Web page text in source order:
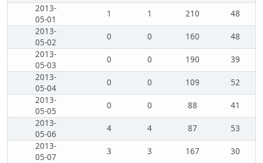
2013-
05-01
1 1 210
48
2013-
05-02
0 0 160
48
2013-
05-03
0 0 190
39
2013-
05-04
0 0 109
52
2013-
05-05
0 0 88
41
2013-
05-06
4 4 87
53
2013-
05-07
3 3 167
30